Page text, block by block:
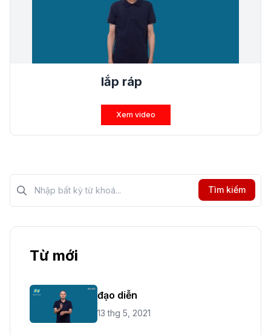
lắp ráp
Xem video
Tìm kiếm?>
Tìm kiếm
Từ mới
đạo diễn
13 thg 5, 2021